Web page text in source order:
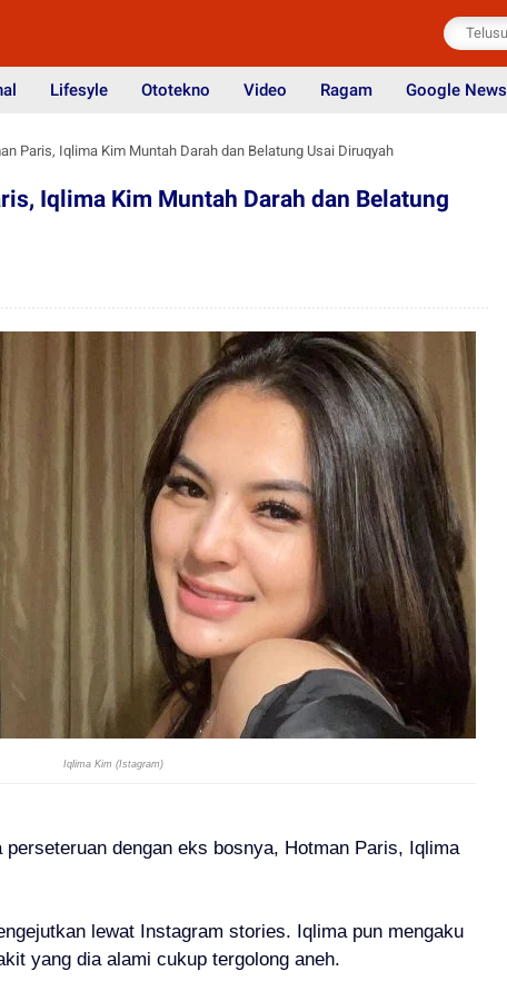
Lifesyle Ototekno Video Ragam Google News
Paris, Iqlima Kim Muntah Darah dan Belatung Usai Diruqyah
Iqlima Kim Muntah Darah dan Belatung
Iqlima Kim (Istagram)
perseteruan dengan eks bosnya, Hotman Paris, Iqlima
lewat Instagram stories. Iqlima pun mengaku
yang dia alami cukup tergolong aneh.